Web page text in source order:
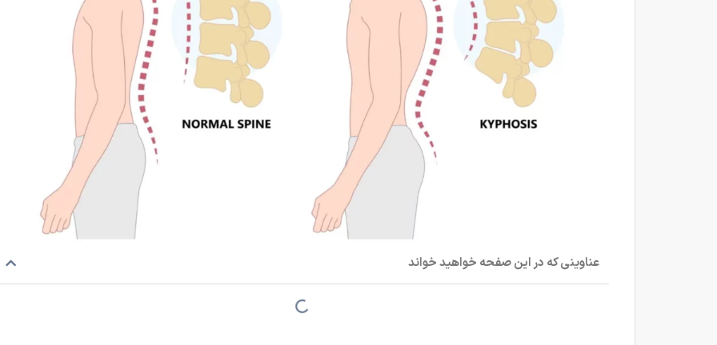
عناوینی که در این صفحه خواهید خواند